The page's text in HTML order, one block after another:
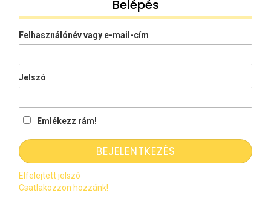
Belépés
Felhasználónév vagy e-mail-cím
Jelszó
Emlékezz rám!
Elfelejtett jelszó
Csatlakozzon hozzánk!